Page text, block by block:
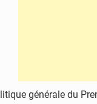
générale du